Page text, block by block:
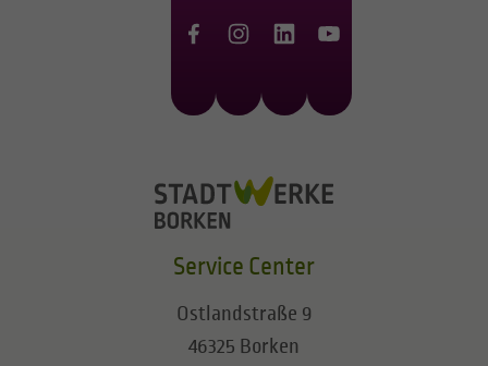
Service Center
Ostlandstraße 9
46325 Borken